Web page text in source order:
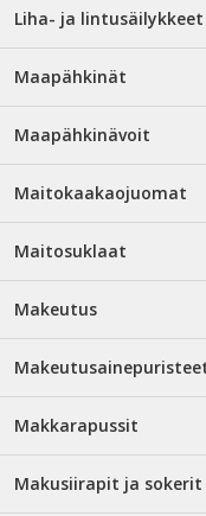
Liha- ja lintusäilykkeet
Maapähkinät
Maapähkinävoit
Maitokaakaojuomat
Maitosuklaat
Makeutus
Makkarapussit
Makusiirapit ja sokerit